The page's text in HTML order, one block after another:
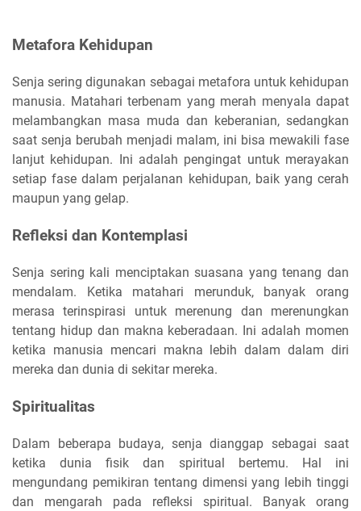
Metafora Kehidupan
Senja sering digunakan sebagai metafora untuk kehidupan
manusia. Matahari terbenam yang merah menyala dapat
melambangkan masa muda dan keberanian, sedangkan
saat senja berubah menjadi malam, ini bisa mewakili fase
lanjut kehidupan. Ini adalah pengingat untuk merayakan
setiap fase dalam perjalanan kehidupan, baik yang cerah
maupun yang gelap.
Refleksi dan Kontemplasi
Senja sering kali menciptakan suasana yang tenang dan
mendalam. Ketika matahari merunduk, banyak orang
merasa terinspirasi untuk merenung dan merenungkan
tentang hidup dan makna keberadaan. Ini adalah momen
ketika manusia mencari makna lebih dalam dalam diri
mereka dan dunia di sekitar mereka.
Spiritualitas
Dalam beberapa budaya, senja dianggap sebagai saat
ketika dunia fisik dan spiritual bertemu. Hal ini
mengundang pemikiran tentang dimensi yang lebih tinggi
dan mengarah pada refleksi spiritual. Banyak orang